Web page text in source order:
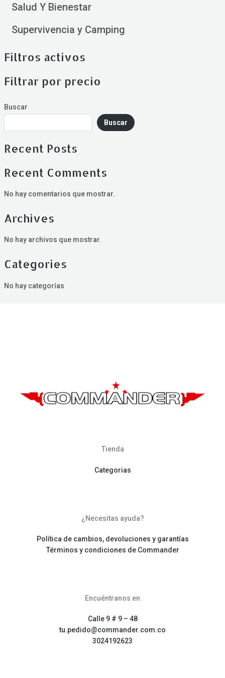
Salud Y Bienestar
Supervivencia y Camping
Filtros activos
Filtrar por precio
Buscar
Buscar
Recent Posts
Recent Comments
No hay comentarios que mostrar.
Archives
No hay archivos que mostrar.
Categories
No hay categorías
Tienda
Categorias
¿Necesitas ayuda?
Política de cambios, devoluciones y garantías
Términos y condiciones de Commander
Encuéntranos en
Calle 9 # 9 – 48
tu.pedido@commander.com.co
3024192623